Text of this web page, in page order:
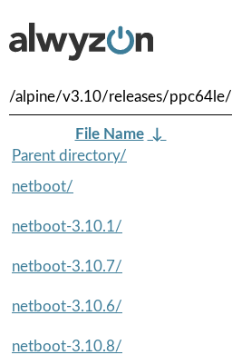
/alpine/v3.10/releases/ppc64le/
File Name ↓
Parent directory/
netboot/
netboot-3.10.1/
netboot-3.10.7/
netboot-3.10.6/
netboot-3.10.8/